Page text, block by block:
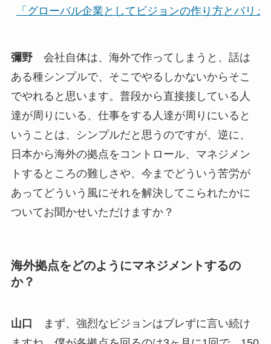
「グローバル企業としてビジョンの作り方とバリ
彌野会社自体は、海外で作ってしまうと、話は
ある種シンプルで、そこでやるしかないからそこ
でやれると思います。普段から直接接している人
達が周りにいる、仕事をする人達が周りにいると
いうことは、シンプルだと思うのですが、逆に、
日本から海外の拠点をコントロール、マネジメン
トするところの難しさや、今までどういう苦労が
あってどういう風にそれを解決してこられたかに
ついてお聞かせいただけますか？
海外拠点をどのようにマネジメントするの
か？
山口
まず、強烈なビジョンはブレずに言い続け